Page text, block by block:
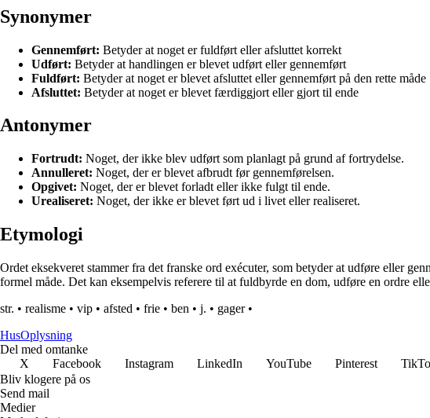
Synonymer
Gennemført: Betyder at noget er fuldført eller afsluttet korrekt
Udført: Betyder at handlingen er blevet udført eller gennemført
Fuldført: Betyder at noget er blevet afsluttet eller gennemført på den rette måde
Afsluttet: Betyder at noget er blevet færdiggjort eller gjort til ende
Antonymer
Fortrudt: Noget, der ikke blev udført som planlagt på grund af fortrydelse.
Annulleret: Noget, der er blevet afbrudt før gennemførelsen.
Opgivet: Noget, der er blevet forladt eller ikke fulgt til ende.
Urealiseret: Noget, der ikke er blevet ført ud i livet eller realiseret.
Etymologi
Ordet eksekveret stammer fra det franske ord exécuter, som betyder at udføre eller
formel måde. Det kan eksempelvis referere til at fuldbyrde en dom, udføre en ordre
str. • realisme • vip • afsted • frie • ben • j. • gager•
HusOplysning
Del med omtanke
X
Facebook Instagram LinkedIn YouTube Pinterest
Bliv klogere på os
Send mail
Medier